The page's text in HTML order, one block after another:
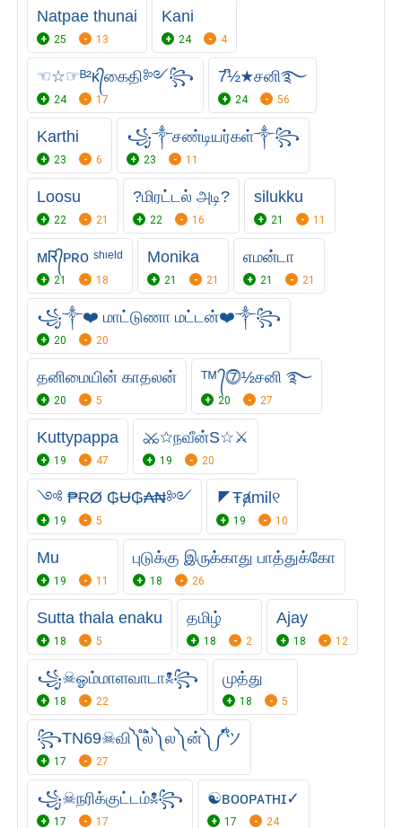
Natpae thunai
25 13
Kani
24 4
☜☆☞ᴮ²ᴋ᭄கைதி༻꧂
24 17
7͆½★சனி࿐
24 56
Karthi
23 6
꧁༒சண்டியர்கள்༒꧂
23 11
Loosu
22 21
?மிரட்டல் அடி?
22 16
silukku
21 11
ᴍᏒ᭄ᴘʀᴏ ˢʰᶦᵉˡᵈ
21 18
Monika
21 21
எமன்டா
21 21
꧁༒❤️ மாட்டுணா மட்டன்❤️༒꧂
20 20
தனிமையின் காதலன்
20 5
ᵀᴹ ᭄⓻½சனி ࿐
20 27
Kuttypappa
19 47
⚔☆நவீன்S☆⚔
19 20
༺ ₱ɌØ ₲Ʉ₲₳₦༻
19 5
◤ŦⱥmᎥl୧
19 10
Mu
19 11
புடுக்கு இருக்காது பாத்துக்கோ
18 26
Sutta thala enaku
18 5
தமிழ்
18 2
Ajay
18 12
꧁☠︎ஓம்மாளவாடா☠︎꧂
18 22
முத்து
18 5
꧂TN69☠︎வி༽ ֟ல்༽ ல༽ ன்༽ ༼֟ツ
17 27
꧁☠︎நரிக்குட்டம்☠︎꧂
17 17
☯ㅤʙᴏᴏᴘᴀᴛʜɪ✓
17 24